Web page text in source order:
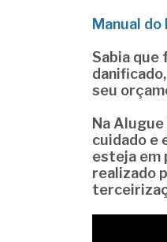
Manual
Sabia que
seu
Na Alugue
cuidado e
esteja em
realizado